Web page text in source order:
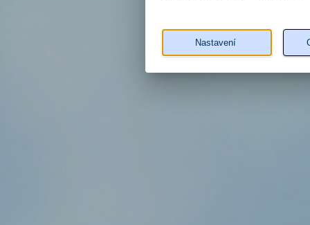
Nastavení